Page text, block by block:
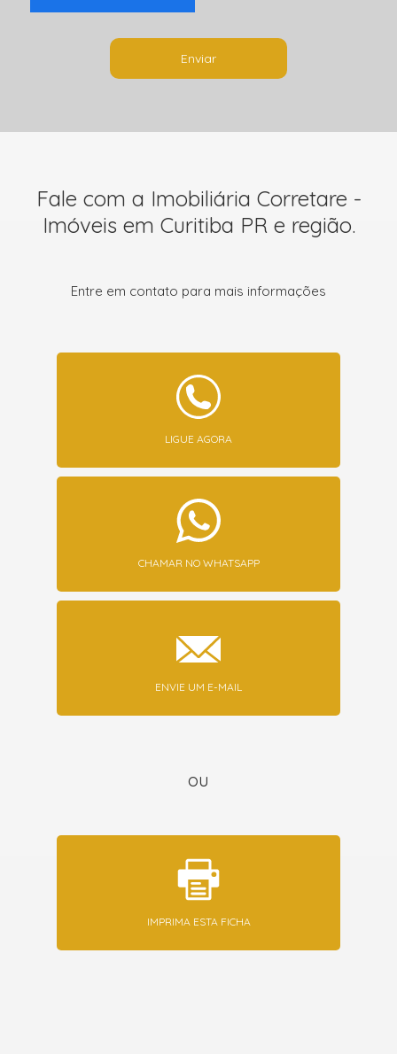
Enviar
Fale com a Imobiliária Corretare -
Imóveis em Curitiba PR e região.
Entre em contato para mais informações
LIGUE AGORA
CHAMAR NO WHATSAPP
ENVIE UM E-MAIL
ou
IMPRIMA ESTA FICHA